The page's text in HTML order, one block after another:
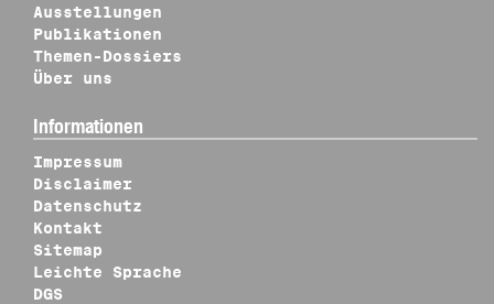
Ausstellungen
Publikationen
Themen-Dossiers
Über uns
Informationen
Impressum
Disclaimer
Datenschutz
Kontakt
Sitemap
Leichte Sprache
DGS